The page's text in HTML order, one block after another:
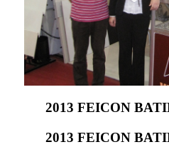
2013 FEICON
2013 FEICON